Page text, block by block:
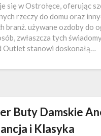
się w Ostrołęce, oferując
rzeczy do domu oraz
branż. używane ozdoby do
zwłaszcza tych
Outlet stanowi doskonałą…
Buty Damskie
i Klasyka